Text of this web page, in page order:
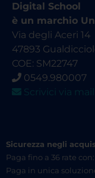
Digital School
è un marchio
Via degli Aceri 14
47893
COE: SM22747
0549.980007
Scrivici via mail
Sicurezza negli
Paga fino a 36 rate
Paga in unica